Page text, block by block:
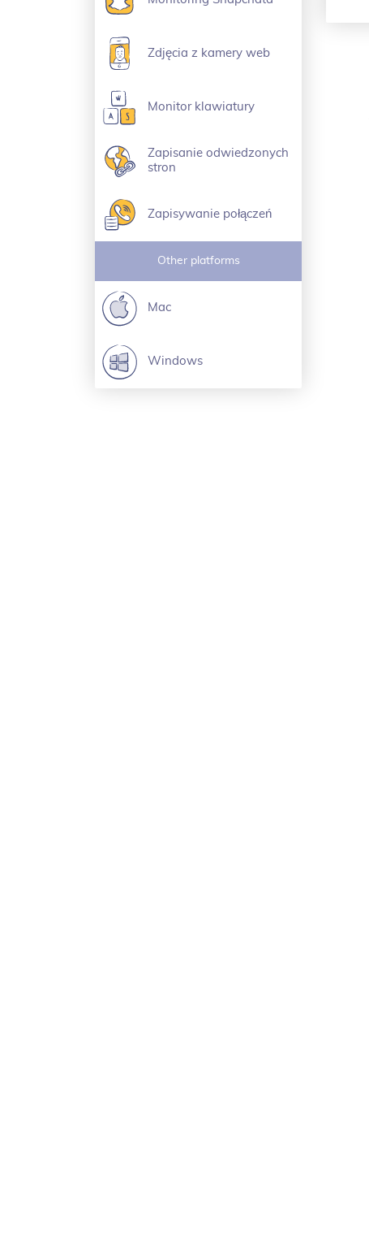
Zdjęcia z kamery web
Monitor klawiatury
Zapisanie odwiedzonych
stron
Zapisywanie połączeń
Other platforms
Mac
Windows